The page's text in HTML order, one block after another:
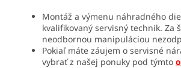
Montáž a výmenu náhradného
kvalifikovaný servisný technik. Za
neodbornou manipuláciou
Pokiaľ máte záujem o servisné
vybrať z našej ponuky pod týmto